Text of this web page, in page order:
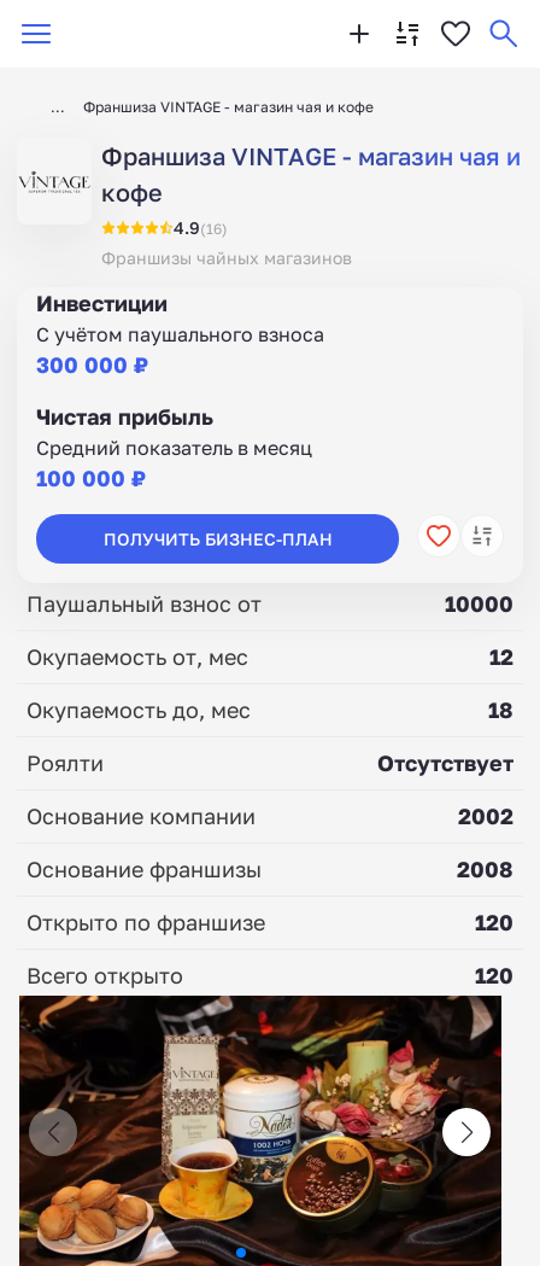
Франшиза VINTAGE - магазин чая и кофе
Франшиза VINTAGE - магазин чая и
кофе
4.9(16)
Франшизы чайных магазинов
Инвестиции
С учётом паушального взноса
300 000 ₽
Чистая прибыль
Средний показатель в месяц
100 000 ₽
ПОЛУЧИТЬ БИЗНЕС-ПЛАН
Паушальный взнос от
10000
Окупаемость от, мес
12
Окупаемость до, мес
18
Роялти
Отсутствует
Основание компании
2002
Основание франшизы
2008
Открыто по франшизе
120
Всего открыто
120